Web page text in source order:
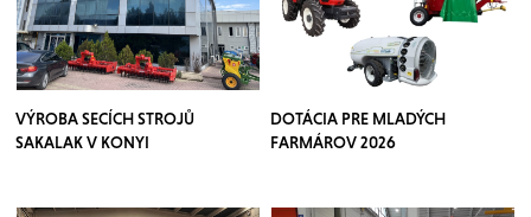
VÝROBA SECÍCH STROJŮ
SAKALAK V KONYI
DOTÁCIA PRE MLADÝCH
FARMÁROV 2026